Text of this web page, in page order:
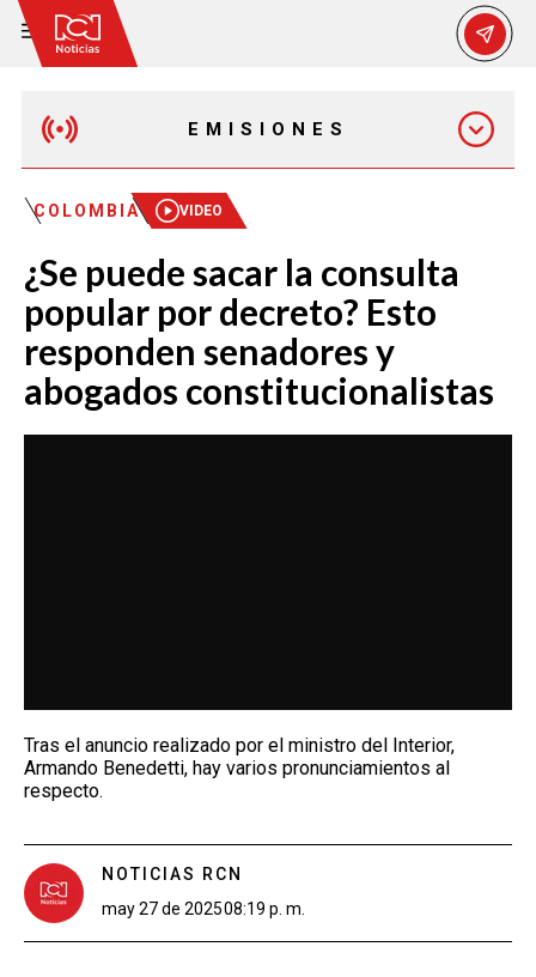
EMISIONES
MAÑANA EXPRESS
EMISIÓN 12:30 PM
EMISIÓN 7:00 PM
EMISIÓN 11:30 PM
COLOMBIA VIDEO
¿Se puede sacar la consulta
popular por decreto? Esto
responden senadores y
abogados constitucionalistas
Tras el anuncio realizado por el ministro del Interior,
Armando Benedetti, hay varios pronunciamientos al
respecto.
NOTICIAS RCN
may 27 de 202508:19 p. m.